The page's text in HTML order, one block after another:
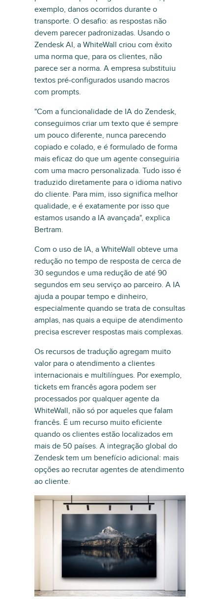
exemplo, danos ocorridos durante o
transporte. O desafio: as respostas não
devem parecer padronizadas. Usando o
Zendesk AI, a WhiteWall criou com êxito
uma norma que, para os clientes, não
parece ser a norma. A empresa substituiu
textos pré-configurados usando macros
com prompts.
"Com a funcionalidade de IA do Zendesk,
conseguimos criar um texto que é sempre
um pouco diferente, nunca parecendo
copiado e colado, e é formulado de forma
mais eficaz do que um agente conseguiria
com uma macro personalizada. Tudo isso é
traduzido diretamente para o idioma nativo
do cliente. Para mim, isso significa melhor
qualidade, e é exatamente por isso que
estamos usando a IA avançada", explica
Bertram.
Com o uso de IA, a WhiteWall obteve uma
redução no tempo de resposta de cerca de
30 segundos e uma redução de até 90
segundos em seu serviço ao parceiro. A IA
ajuda a poupar tempo e dinheiro,
especialmente quando se trata de consultas
amplas, nas quais a equipe de atendimento
precisa escrever respostas mais complexas.
Os recursos de tradução agregam muito
valor para o atendimento a clientes
internacionais e multilíngues. Por exemplo,
tickets em francês agora podem ser
processados por qualquer agente da
WhiteWall, não só por aqueles que falam
francês. É um recurso muito eficiente
quando os clientes estão localizados em
mais de 50 países. A integração global do
Zendesk tem um benefício adicional: mais
opções ao recrutar agentes de atendimento
ao cliente.